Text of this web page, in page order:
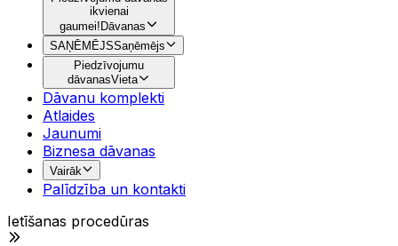
ikvienai
gaumei!Dāvanas
SAŅĒMĒJSSaņēmējs
Piedzīvojumu
dāvanasVieta
Dāvanu komplekti
Atlaides
Jaunumi
Biznesa dāvanas
Vairāk
Palīdzība un kontakti
Ietīšanas procedūras